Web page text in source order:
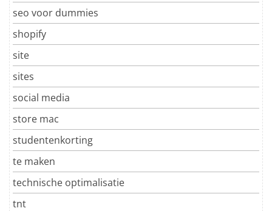
seo voor dummies
shopify
site
sites
social media
store mac
studentenkorting
te maken
technische optimalisatie
tnt